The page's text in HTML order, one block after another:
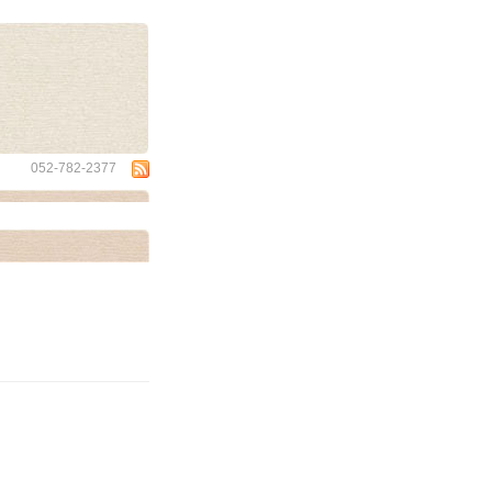
052-782-2377